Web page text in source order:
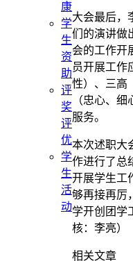
康
学
生
资
助
评
奖
评
优
学
生
活
动
大会最后，
们的演讲做
会的工作开
员开展工作
性）、三高
（忠心、
服务。
本次述职大
作进行了总
开展学生工
够再接再厉
学开创团学
核：李亮）
相关文章